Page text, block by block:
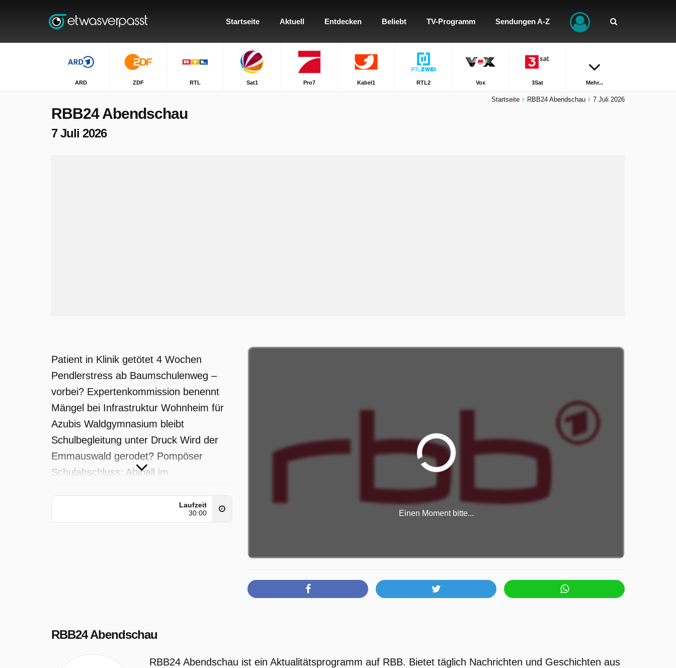
Startseite Aktuell Entdecken Beliebt TV-Programm Sendungen A-Z
ARD ZDF RTL Sat1 Pro7 Kabel1 RTL2 Vox 3Sat Mehr...
Startseite RBB24 Abendschau 7 Juli 2026
RBB24 Abendschau
7 Juli 2026
Patient in Klinik getötet 4 Wochen
Pendlerstress ab Baumschulenweg –
vorbei? Expertenkommission benennt
Mängel bei Infrastruktur Wohnheim für
Azubis Waldgymnasium bleibt
Schulbegleitung unter Druck Wird der
Emmauswald gerodet? Pompöser
Schulabschluss: Abiball im
Laufzeit
30:00
Einen Moment bitte...
RBB24 Abendschau
RBB24 Abendschau ist ein Aktualitätsprogramm auf RBB. Bietet täglich Nachrichten und Geschichten aus